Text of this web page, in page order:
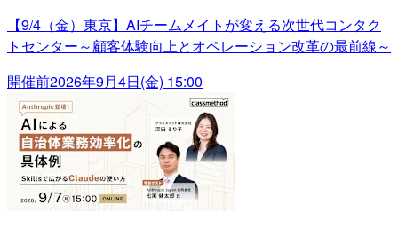
【9/4（金）東京】AIチームメイトが変える次世代コンタク
トセンター～顧客体験向上とオペレーション改革の最前線～
開催前2026年9月4日(金) 15:00